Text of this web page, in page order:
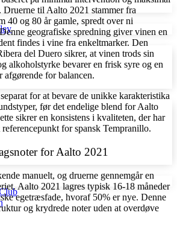
Druerne til Aalto 2021 stammer fra
40 og 80 år gamle, spredt over ni
geografiske spredning giver vinen en
findes i vine fra enkeltmarker. Den
del Duero sikrer, at vinen trods sin
alkoholstyrke bevarer en frisk syre og en
afgørende for balancen.
for at bevare de unikke karakteristika
før det endelige blend for Aalto
sikrer en konsistens i kvaliteten, der har
for spansk Tempranillo.
for Aalto 2021
manuelt, og druerne gennemgår en
Aalto 2021 lagres typisk 16-18 måneder
egetræsfade, hvoraf 50% er nye. Denne
og krydrede noter uden at overdøve